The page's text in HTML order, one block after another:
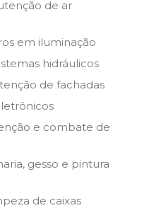
de ar
em iluminação
hidráulicos
de fachadas
e combate de
gesso e pintura
de caixas